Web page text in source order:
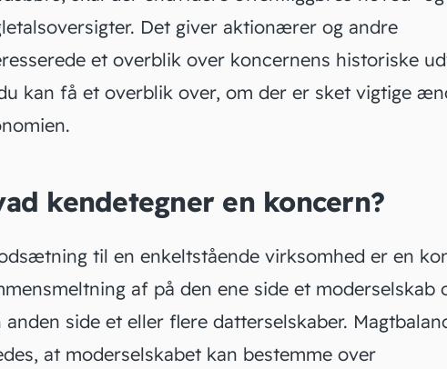
Det giver aktionærer og andre
et overblik over koncernens historiske
kan få et overblik over, om der er sket vigtige
kendetegner en koncern?
til en enkeltstående virksomhed er en
af på den ene side et moderselskab
anden side et eller flere datterselskaber.
at moderselskabet kan bestemme over